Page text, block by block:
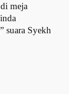
meja
suara Syekh